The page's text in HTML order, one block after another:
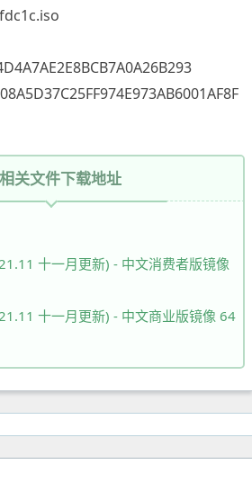
相关文件下载地址
十一月更新) - 中文消费者版镜像
十一月更新) - 中文商业版镜像 64